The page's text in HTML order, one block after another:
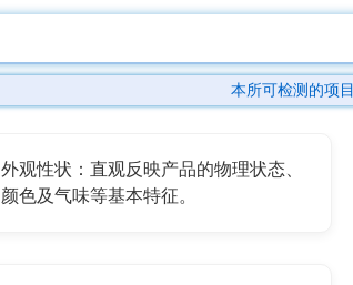
本所可检测的项目
外观性状：直观反映产品的物理状态、
颜色及气味等基本特征。